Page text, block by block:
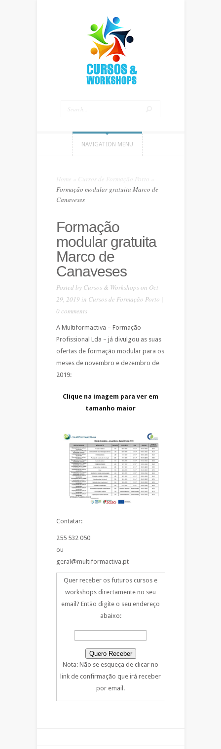
NAVIGATION MENU
Home Cursos de Formação Porto
Formação modular gratuita Marco de
Canaveses
Formação
modular gratuita
Marco de
Canaveses
Posted by Cursos & Workshopson Oct
29, 2019 in Cursos de Formação Porto |
0 comments
A Multiformactiva – Formação
Profissional Lda – já divulgou as suas
ofertas de formação modular para os
meses de novembro e dezembro de
2019:
Clique na imagem para ver em
tamanho maior
Contatar:
255 532 050
ou
geral@multiformactiva.pt
Quer receber os futuros cursos e
workshops directamente no seu
email? Então digite o seu endereço
abaixo:
Nota: Não se esqueça de clicar no
link de confirmação que irá receber
por email.